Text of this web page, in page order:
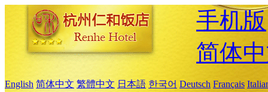
手机版
简体
English 简体中文 繁體中文 日本語 한국어 Deutsch Français